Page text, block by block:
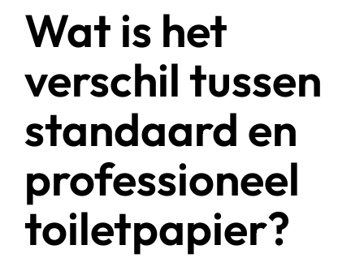
Wat is het
verschil tussen
standaard en
professioneel
toiletpapier?